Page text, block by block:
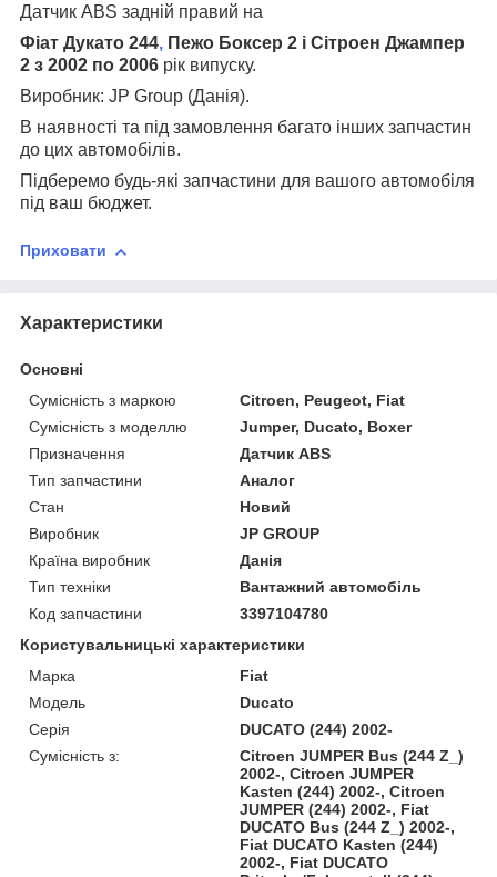
Датчик ABS задній правий на
Фіат Дукато 244, Пежо Боксер 2 і Сітроен Джампер
2 з 2002 по 2006 рік випуску.
Виробник: JP Group (Данія).
В наявності та під замовлення багато інших запчастин
до цих автомобілів.
Підберемо будь-які запчастини для вашого автомобіля
під ваш бюджет.
Приховати
Характеристики
Основні
Сумісність з маркою
Citroen, Peugeot, Fiat
Сумісність з моделлю
Jumper, Ducato, Boxer
Призначення
Датчик ABS
Тип запчастини
Аналог
Стан
Новий
Виробник
JP GROUP
Країна виробник
Данія
Тип техніки
Вантажний автомобіль
Код запчастини
3397104780
Користувальницькі характеристики
Марка
Fiat
Модель
Ducato
Серія
DUCATO (244) 2002-
Сумісність з:
Citroen JUMPER Bus (244 Z_)
2002-, Citroen JUMPER
Kasten (244) 2002-, Citroen
JUMPER (244) 2002-, Fiat
DUCATO Bus (244 Z_) 2002-,
Fiat DUCATO Kasten (244)
2002-, Fiat DUCATO